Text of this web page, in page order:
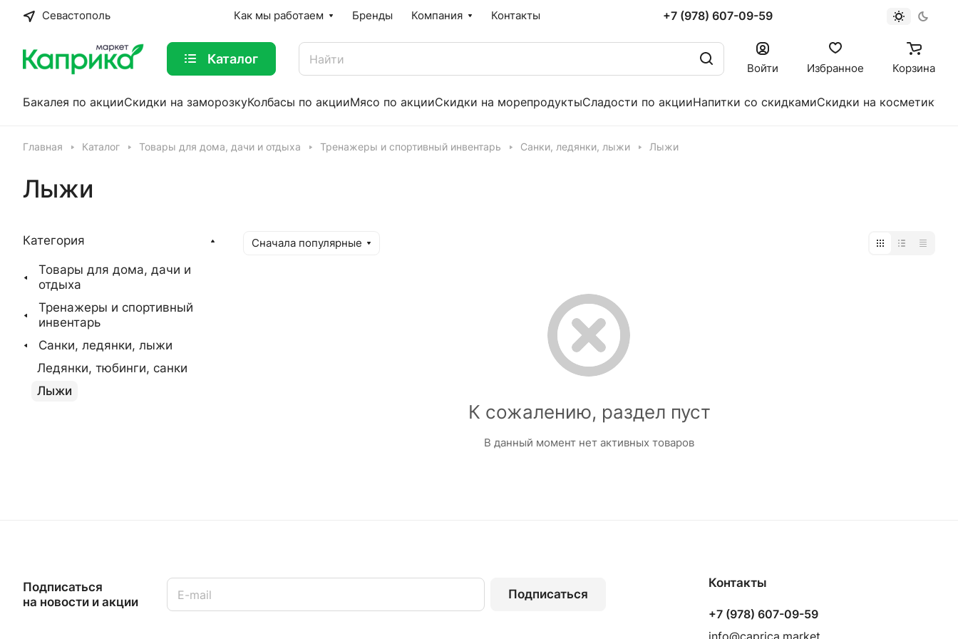
Севастополь Как мы работаем Бренды Компания Контакты +7 (978) 607-09-59
Каталог
Войти Избранное Корзина
Бакалея по акцииСкидки на заморозкуКолбасы по акцииМясо по акцииСкидки на морепродуктыСладости по акцииНапитки со скидкамиСкидки на косметику
Главная Каталог Товары для дома, дачи и отдыха Тренажеры и спортивный инвентарь Санки, ледянки, лыжи Лыжи
Лыжи
Сначала популярные
К сожалению, раздел пуст
В данный момент нет активных товаров
Категория
Товары для дома, дачи и
отдыха
Тренажеры и спортивный
инвентарь
Санки, ледянки, лыжи
Ледянки, тюбинги, санки
Лыжи
Подписаться
на новости и акции
Подписаться
Контакты
+7 (978) 607-09-59